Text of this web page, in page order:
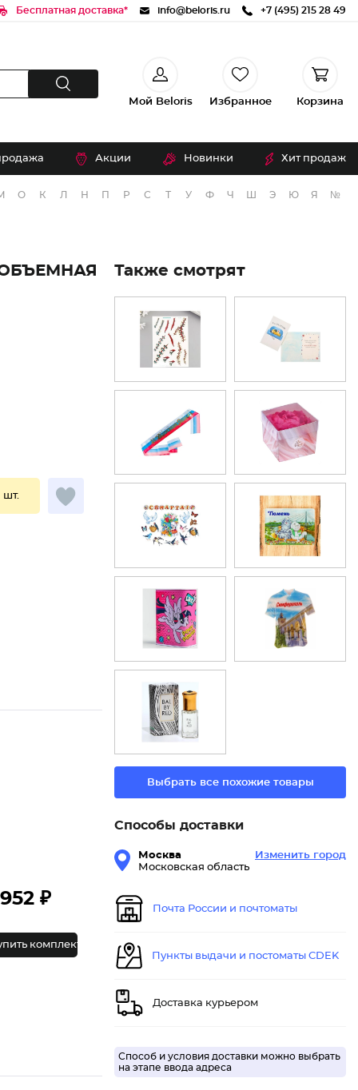
Бесплатная доставка* info@beloris.ru +7 (495) 215 28 49
Мой Beloris Избранное Корзина
Акции Новинки Хит продаж
О К Л Н П Р С Т У Ф Ч Э Ю Я №
шт.
952 ₽
комплект
Также смотрят
Выбрать все похожие товары
Способы доставки
Москва
Московская область
Изменить город
Почта России и почтоматы
Пункты выдачи и постоматы CDEK
Доставка курьером
Способ и условия доставки можно выбрать
на этапе ввода адреса